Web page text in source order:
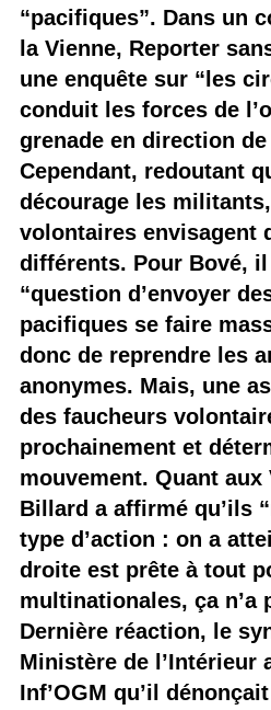
“pacifiques”. Dans un
la Vienne, Reporter
une enquête sur “les
conduit les forces de
grenade en direction
Cependant, redoutant
décourage les
volontaires envisagent
différents. Pour Bové, il
“question d’envoyer
pacifiques se faire
donc de reprendre les
anonymes. Mais, une
des faucheurs
prochainement et
mouvement. Quant aux
Billard a affirmé qu’ils
type d’action : on a
droite est prête à tout
multinationales, ça n’a
Dernière réaction, le
Ministère de l’Intérieur
Inf’OGM qu’il